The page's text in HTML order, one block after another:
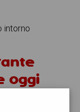
intorno
oggi